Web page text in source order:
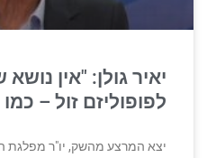
יאיר גולן: "אין
לפופוליזם זול –
יצא המרצע מהשק, יו"ר מפלגת